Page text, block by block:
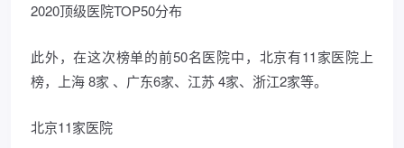
2020顶级医院TOP50分布
此外，在这次榜单的前50名医院中，北京有11家医院上
榜，上海 8家 、广东6家、江苏 4家、浙江2家等。
北京11家医院